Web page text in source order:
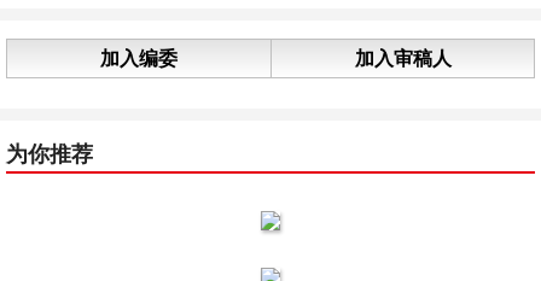
加入编委 加入审稿人
为你推荐